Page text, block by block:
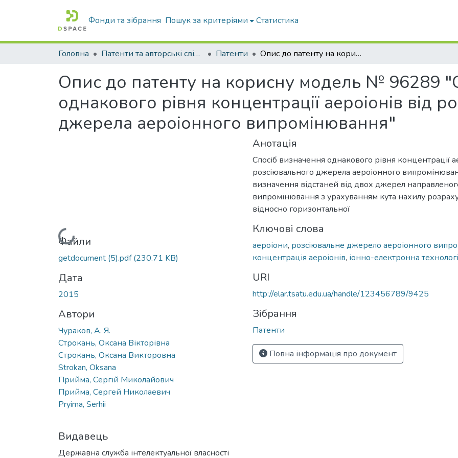
Фонди та зібрання Пошук за критеріями Статистика
Головна Патенти та авторські свідоцтва Патенти Опис до патенту на корисну модель № 96289 "Спосіб визначення однакового рівня концентрації аероіонів від розсіювального джерела аероіонного випромінювання"
Опис до патенту на корисну модель № 96289
однакового рівня концентрації аероіонів від
джерела аероіонного випромінювання"
Вантажиться...
Файли
getdocument (5).pdf(230.71 KB)
Дата
2015
Автори
Чураков, А. Я.
Строкань, Оксана Вікторівна
Строкань, Оксана Викторовна
Strokan, Oksana
Прийма, Сергій Миколайович
Прийма, Сергей Николаевич
Pryima, Serhii
Видавець
Державна служба інтелектуальної власності
Анотація
Спосіб визначення однакового рівня концентрації
розсіювального джерела аероіонного
визначення відстаней від двох джерел
випромінювання з урахуванням кута нахилу
відносно горизонтальної
Ключові слова
аероіони, розсіювальне джерело аероіонного
концентрація аероіонів, іонно-електронна
URI
http://elar.tsatu.edu.ua/handle/123456789/9425
Зібрання
Патенти
Повна інформація про документ